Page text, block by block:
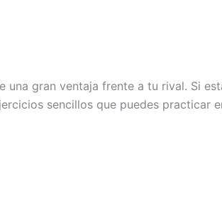
una gran ventaja frente a tu rival. Si
sencillos que puedes practicar